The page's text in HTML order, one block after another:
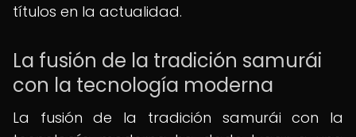
títulos en la actualidad.
La fusión de la tradición samurái
con la tecnología moderna
La fusión de la tradición samurái con la